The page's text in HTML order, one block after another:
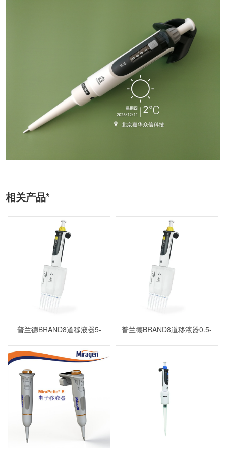
相关产品*
普兰德BRAND8道移液器5-
50µl910705906
普兰德BRAND8道移液器0.5-